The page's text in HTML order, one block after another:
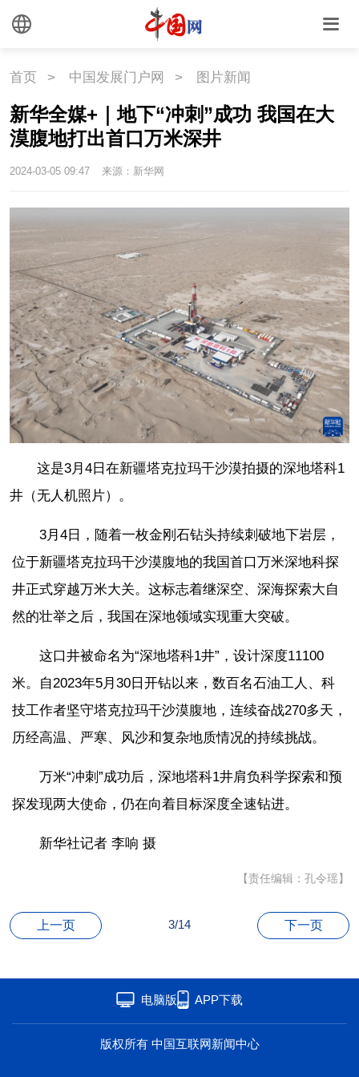
首页 > 中国发展门户网 > 图片新闻
新华全媒+｜地下“冲刺”成功 我国在大
漠腹地打出首口万米深井
2024-03-05 09:47 来源：新华网
这是3月4日在新疆塔克拉玛干沙漠拍摄的深地塔科1
井（无人机照片）。
3月4日，随着一枚金刚石钻头持续刺破地下岩层，
位于新疆塔克拉玛干沙漠腹地的我国首口万米深地科探
井正式穿越万米大关。这标志着继深空、深海探索大自
然的壮举之后，我国在深地领域实现重大突破。
这口井被命名为“深地塔科1井”，设计深度11100
米。自2023年5月30日开钻以来，数百名石油工人、科
技工作者坚守塔克拉玛干沙漠腹地，连续奋战270多天，
历经高温、严寒、风沙和复杂地质情况的持续挑战。
万米“冲刺”成功后，深地塔科1井肩负科学探索和预
探发现两大使命，仍在向着目标深度全速钻进。
新华社记者 李响 摄
【责任编辑：孔令瑶】
上一页 3/14 下一页
电脑版 APP下载
版权所有 中国互联网新闻中心